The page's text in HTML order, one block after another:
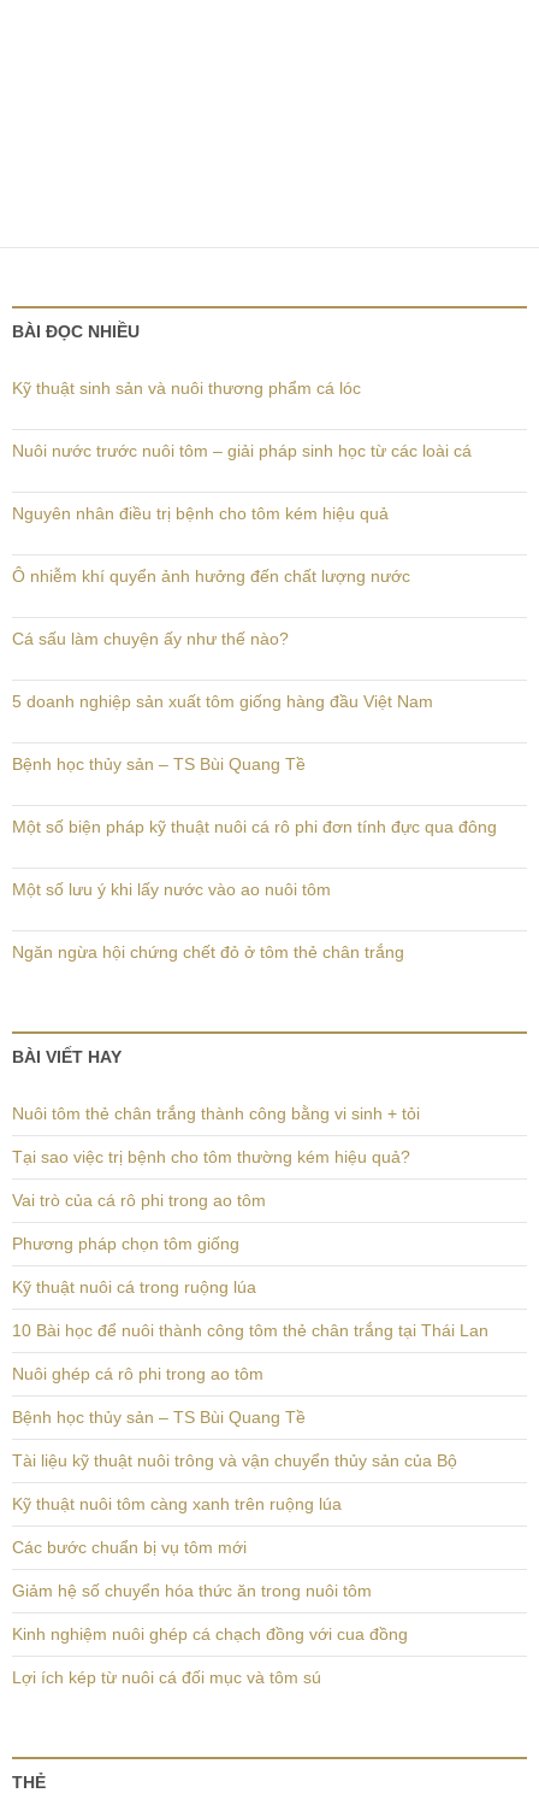
BÀI ĐỌC NHIỀU
Kỹ thuật sinh sản và nuôi thương phẩm cá lóc
Nuôi nước trước nuôi tôm – giải pháp sinh học từ các loài cá
Nguyên nhân điều trị bệnh cho tôm kém hiệu quả
Ô nhiễm khí quyển ảnh hưởng đến chất lượng nước
Cá sấu làm chuyện ấy như thế nào?
5 doanh nghiệp sản xuất tôm giống hàng đầu Việt Nam
Bệnh học thủy sản – TS Bùi Quang Tề
Một số biện pháp kỹ thuật nuôi cá rô phi đơn tính đực qua đông
Một số lưu ý khi lấy nước vào ao nuôi tôm
Ngăn ngừa hội chứng chết đỏ ở tôm thẻ chân trắng
BÀI VIẾT HAY
Nuôi tôm thẻ chân trắng thành công bằng vi sinh + tỏi
Tại sao việc trị bệnh cho tôm thường kém hiệu quả?
Vai trò của cá rô phi trong ao tôm
Phương pháp chọn tôm giống
Kỹ thuật nuôi cá trong ruộng lúa
10 Bài học để nuôi thành công tôm thẻ chân trắng tại Thái Lan
Nuôi ghép cá rô phi trong ao tôm
Bệnh học thủy sản – TS Bùi Quang Tề
Tài liệu kỹ thuật nuôi trông và vận chuyển thủy sản của Bộ
Kỹ thuật nuôi tôm càng xanh trên ruộng lúa
Các bước chuẩn bị vụ tôm mới
Giảm hệ số chuyển hóa thức ăn trong nuôi tôm
Kinh nghiệm nuôi ghép cá chạch đồng với cua đồng
Lợi ích kép từ nuôi cá đối mục và tôm sú
THẺ